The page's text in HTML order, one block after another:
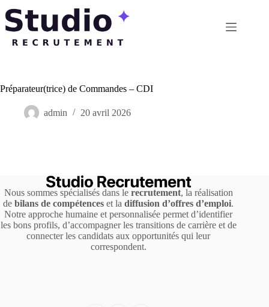
au
contenu
Préparateur(trice) de Commandes – CDI
admin 20 avril 2026
Nous sommes spécialisés dans le recrutement, la réalisation
debilans de compétences et ladiffusion d’offres d’emploi.
Notre approche humaine et personnalisée permet d’identifier
les bons profils, d’accompagner les transitions de carrière et de
connecter les candidats aux opportunités qui leur
correspondent.